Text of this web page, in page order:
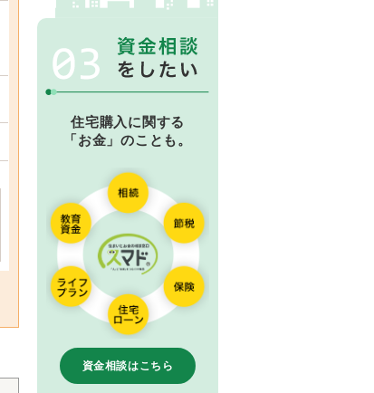
住宅購入に関する
「お金」のことも。
資金相談はこちら